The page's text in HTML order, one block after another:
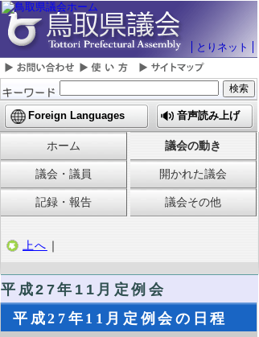
とりネット
Foreign Languages 音声読み上げ
ホーム 議会の動き
議会・議員 開かれた議会
記録・報告 議会その他
上へ ｜
平成27年11月定例会
平成27年11月定例会の日程